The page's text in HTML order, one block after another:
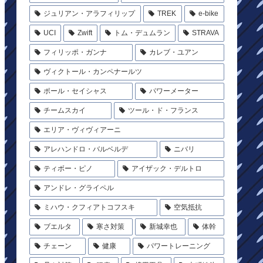
ジュリアン・アラフィリップ TREK e-bike
UCI Zwift トム・デュムラン STRAVA
フィリッポ・ガンナ カレブ・ユアン
ヴィクトール・カンペナールツ
ポール・セイシャス パワーメーター
チームスカイ ツール・ド・フランス
エリア・ヴィヴィアーニ
アレハンドロ・バルベルデ ニバリ
ティボー・ピノ アイザック・デルトロ
アンドレ・グライペル
ミハウ・クフィアトコフスキ 空気抵抗
ブエルタ 寒さ対策 新城幸也 体幹
チェーン 健康 パワートレーニング